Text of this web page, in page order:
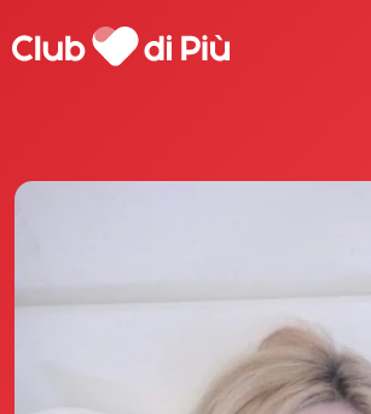
Le testimonianze Club di
La fondatrice Valeria Pilla
Annunci Donne